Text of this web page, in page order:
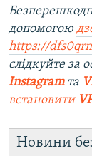
допомогою
https://
слідкуйте за
Instagramта
встановити
Новини